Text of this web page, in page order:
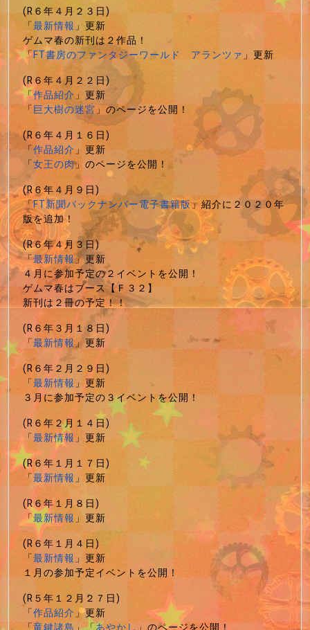
(R６年４月２３日)
「最新情報」更新
ゲムマ春の新刊は２作品！
「FT書房のファンタジーワールド アランツァ」更新
(R６年４月２２日)
「作品紹介」更新
「巨大樹の迷宮」のページを公開！
(R６年４月１６日)
「作品紹介」更新
「女王の肉」のページを公開！
(R６年４月９日)
「FT新聞バックナンバー電子書籍版」紹介に２０２０年
版を追加！
(R６年４月３日)
「最新情報」更新
４月に参加予定の２イベントを公開！
ゲムマ春はブース【Ｆ３２】
新刊は２冊の予定！！
(R６年３月１８日)
「最新情報」更新
(R６年２月２９日)
「最新情報」更新
３月に参加予定の３イベントを公開！
(R６年２月１４日)
「最新情報」更新
(R６年１月１７日)
「最新情報」更新
(R６年１月８日)
「最新情報」更新
(R６年１月４日)
「最新情報」更新
１月の参加予定イベントを公開！
(R５年１２月２７日)
「作品紹介」更新